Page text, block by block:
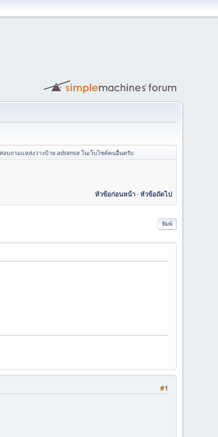
สอบถามแหล่งวางป้าย adsense ในเว็บไซต์คนอื่นครับ
หัวข้อก่อนหน้า-หัวข้อถัดไป
พิมพ์
#1